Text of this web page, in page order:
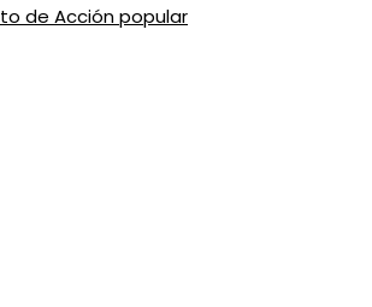
de Acción popular